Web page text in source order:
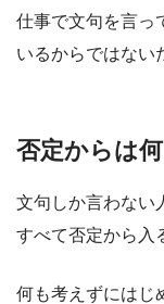
仕事で文句を言っ
いるからではない
否定からは
文句しか言わない
すべて否定から入
何も考えずにはじ